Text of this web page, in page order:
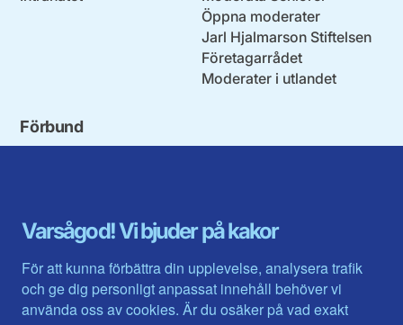
Varsågod! Vi bjuder på kakor
För att kunna förbättra din upplevelse, analysera trafik
och ge dig personligt anpassat innehåll behöver vi
använda oss av cookies. Är du osäker på vad exakt
Öppna moderater
Jarl Hjalmarson Stiftelsen
Företagarrådet
Moderater i utlandet
Förbund
Gävleborg
Halland
Jämtlands län
Jönköpings län
Kalmar län
Värmlands län
Västerbotten
Västra Götaland
Västernorrland
Västmanland